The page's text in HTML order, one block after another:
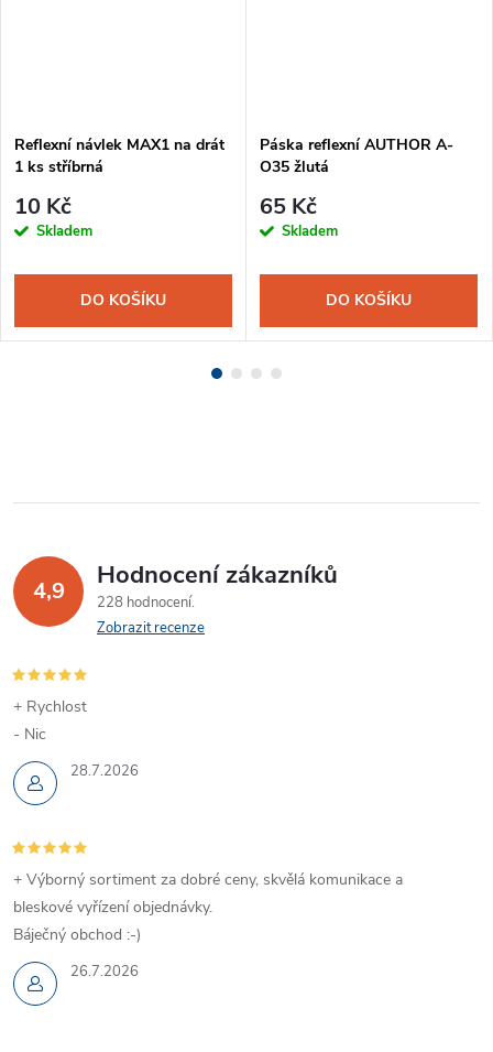
Reflexní návlek MAX1 na drát
1 ks stříbrná
10 Kč
Skladem
DO KOŠÍKU
Páska reflexní AUTHOR A-
O35 žlutá
65 Kč
Skladem
DO KOŠÍKU
4,9 Hodnocení zákazníků
228 hodnocení
Zobrazit recenze
28.7.2026
+ Rychlost
- Nic
26.7.2026
+ Výborný sortiment za dobré ceny, skvělá komunikace a
bleskové vyřízení objednávky.
Báječný obchod :-)